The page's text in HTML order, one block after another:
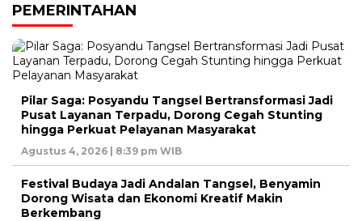
PEMERINTAHAN
Pilar Saga: Posyandu Tangsel Bertransformasi Jadi
Pusat Layanan Terpadu, Dorong Cegah Stunting
hingga Perkuat Pelayanan Masyarakat
Agustus 4, 2026 | 8:39 pm WIB
Festival Budaya Jadi Andalan Tangsel, Benyamin
Dorong Wisata dan Ekonomi Kreatif Makin
Berkembang